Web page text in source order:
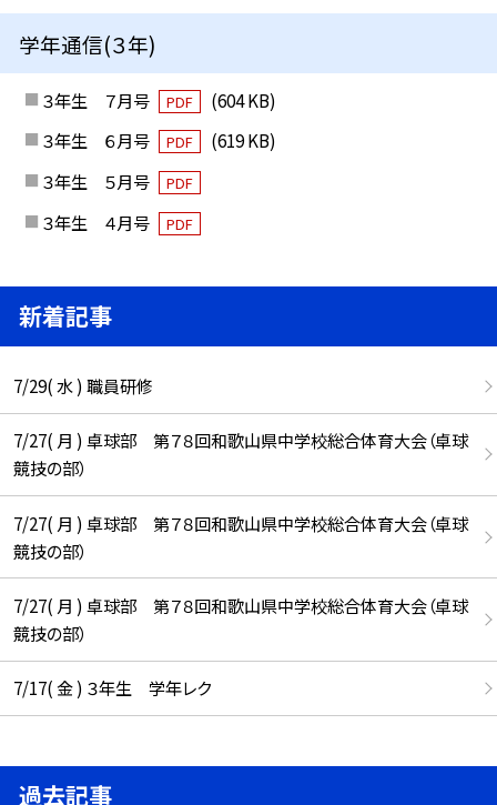
学年通信(３年)
３年生 ７月号 PDF
(604 KB)
３年生 ６月号
PDF
(619 KB)
３年生 ５月号
PDF
３年生 ４月号 PDF
新着記事
7/29( 水 ) 職員研修
7/27( 月 ) 卓球部 第７８回和歌山県中学校総合体育大会（卓球
競技の部）
7/27( 月 ) 卓球部 第７８回和歌山県中学校総合体育大会（卓球
競技の部）
7/27( 月 ) 卓球部 第７８回和歌山県中学校総合体育大会（卓球
競技の部）
7/17( 金 ) ３年生 学年レク
過去記事